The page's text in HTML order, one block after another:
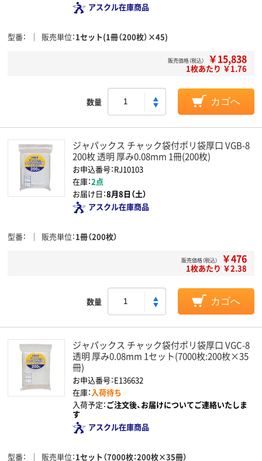
アスクル在庫商品
型番 販売単位 1セット(1冊（200枚）×45)
販売価格（税込） ￥15,838
1枚あたり ￥1.76
数量 カゴへ
ジャパックス チャック袋付ポリ袋厚口 VGB-8
200枚 透明 厚み0.08mm 1冊(200枚)
お申込番号：RJ10103
在庫：2点
お届け日：8月8日（土）
アスクル在庫商品
型番 販売単位 1冊（200枚）
販売価格（税込） ￥476
1枚あたり ￥2.38
数量 カゴへ
ジャパックス チャック袋付ポリ袋厚口 VGC-8
透明 厚み0.08mm 1セット(7000枚:200枚×35
冊)
お申込番号：E136632
在庫：入荷待ち
入荷予定：ご注文後、お届けについてご連絡いたしま
す
アスクル在庫商品
型番 販売単位 1セット（7000枚：200枚×35冊）